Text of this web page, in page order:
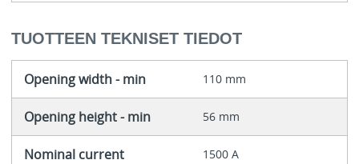
TUOTTEEN TEKNISET TIEDOT
Opening width - min 110 mm
Opening height - min 56 mm
Nominal current 1500 A